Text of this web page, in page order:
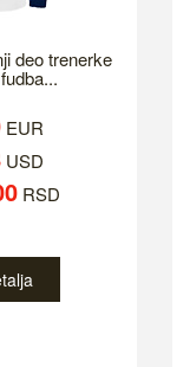
deo trenerke
EUR
USD
RSD